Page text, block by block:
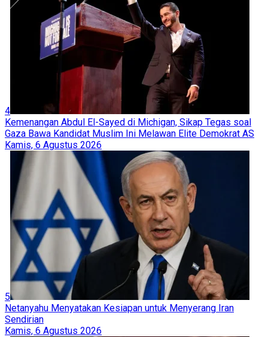
4
Kemenangan Abdul El-Sayed di Michigan, Sikap Tegas soal
Gaza Bawa Kandidat Muslim Ini Melawan Elite Demokrat AS
Kamis, 6 Agustus 2026
5
Netanyahu Menyatakan Kesiapan untuk Menyerang Iran
Sendirian
Kamis, 6 Agustus 2026